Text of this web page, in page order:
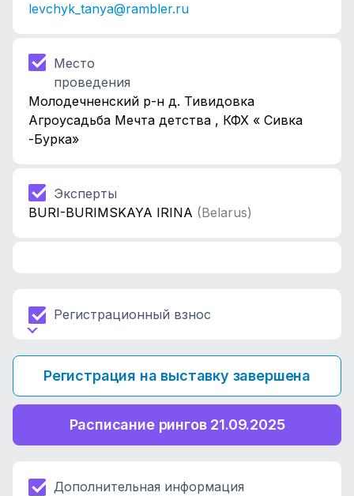
levchyk_tanya@rambler.ru
Место
проведения
Молодечненский р-н д. Тивидовка
Агроусадьба Мечта детства , КФХ « Сивка
-Бурка»
Эксперты
BURI-BURIMSKAYA IRINA (Belarus)
Регистрационный взнос
Регистрация на выставку завершена
Расписание рингов 21.09.2025
Дополнительная информация